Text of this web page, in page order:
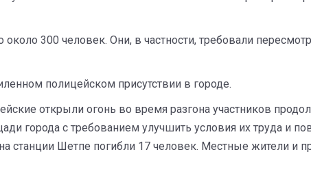
300 человек. Они, в частности, требовали
полицейском присутствии в городе.
открыли огонь во время разгона участников
города с требованием улучшить условия их труда и
станции Шетпе погибли 17 человек. Местные жители и